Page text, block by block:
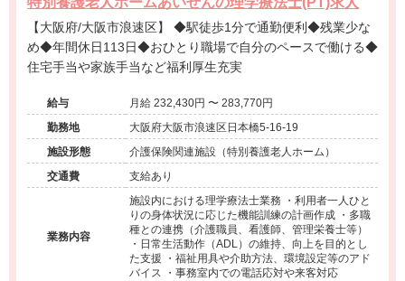
【大阪府/大阪市浪速区】 ◆駅徒歩1分で通勤便利◆残業少な
め◆年間休日113日◆おひとり職場で自分のペースで働ける◆
住宅手当や家族手当など福利厚生充実
給与
月給 232,430円 〜 283,770円
勤務地
大阪府大阪市浪速区日本橋5-16-19
施設形態
介護保険関連施設（特別養護老人ホーム）
交通費
支給あり
業務内容
施設内における理学療法士業務 ・利用者一人ひと
りの身体状況に応じた機能訓練の計画作成 ・多職
種との連携（介護職員、看護師、管理栄養士等）
・日常生活動作（ADL）の維持、向上を目的とし
た支援 ・福祉用具や介助方法、環境設定等のアド
バイス ・事務室内での電話応対や来客対応